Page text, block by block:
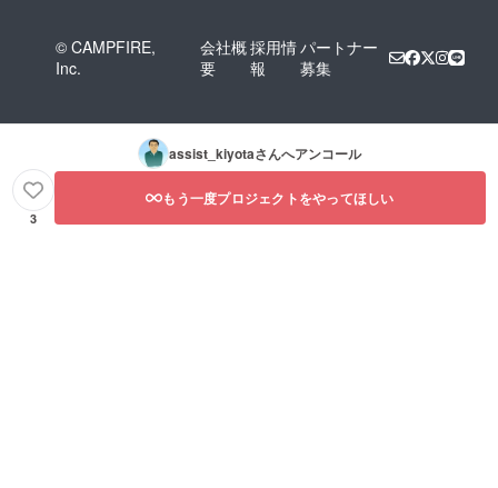
© CAMPFIRE,
Inc.
会社概
要
採用情
報
パートナー
募集
assist_kiyotaさんへアンコール
3
もう一度プロジェクトをやってほしい